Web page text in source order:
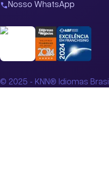
Nosso WhatsApp
© 2025 - KNN® Idiomas Brasil